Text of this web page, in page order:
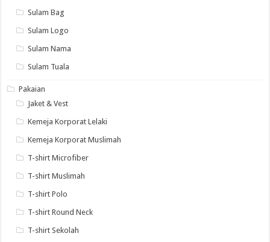
Sulam Bag
Sulam Logo
Sulam Nama
Sulam Tuala
Pakaian
Jaket & Vest
Kemeja Korporat Lelaki
Kemeja Korporat Muslimah
T-shirt Microfiber
T-shirt Muslimah
T-shirt Polo
T-shirt Round Neck
T-shirt Sekolah